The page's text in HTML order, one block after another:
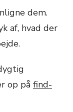
dem.
af, hvad der
op på find-